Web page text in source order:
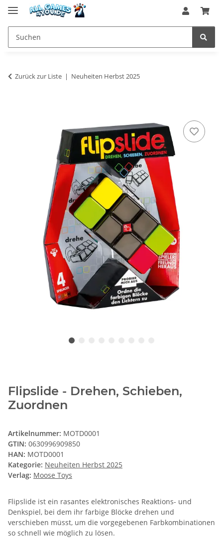
Zurück zur Liste Neuheiten Herbst 2025
Flipslide - Drehen, Schieben,
Zuordnen
Artikelnummer: MOTD0001
GTIN: 0630996909850
HAN: MOTD0001
Kategorie: Neuheiten Herbst 2025
Verlag: Moose Toys
Flipslide ist ein rasantes elektronisches Reaktions- und
Denkspiel, bei dem ihr farbige Blöcke drehen und
verschieben müsst, um die vorgegebenen Farbkombinationen
so schnell wie möglich zu lösen.